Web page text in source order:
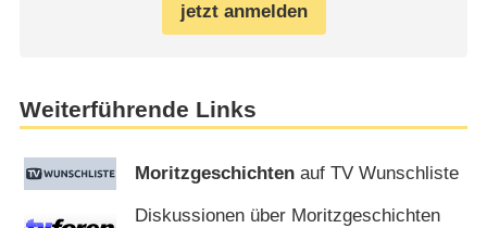
jetzt anmelden
Weiterführende Links
Moritzgeschichten auf TV Wunschliste
Diskussionen über Moritzgeschichten